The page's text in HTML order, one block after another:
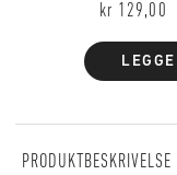
kr 129,00
PRODUKTBESKRIVELSE